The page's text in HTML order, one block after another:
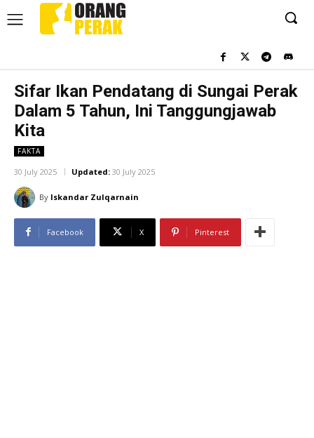
Sifar Ikan Pendatang di Sungai Perak
Dalam 5 Tahun, Ini Tanggungjawab
Kita
FAKTA
30 July 2025 Updated: 30 July 2025
By Iskandar Zulqarnain
Facebook X Pinterest